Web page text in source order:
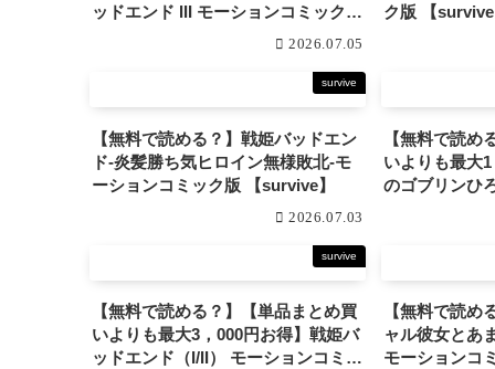
ッドエンド III モーションコミック版
2026.07.05
ク版 【
survive
【無料で読める？】戦姫バッドエン
ド-炎髪勝ち気ヒロイン無様敗北-モ
ーションコミック版 【survive】
2026.07.03
【無料で読め
いよりも最大
のゴブリンひ
survive
【無料で読める？】【単品まとめ買
いよりも最大3，000円お得】戦姫バ
ッドエンド（I/II） モーションコミッ
【無料で読め
ャル彼女とあ
モーションコ